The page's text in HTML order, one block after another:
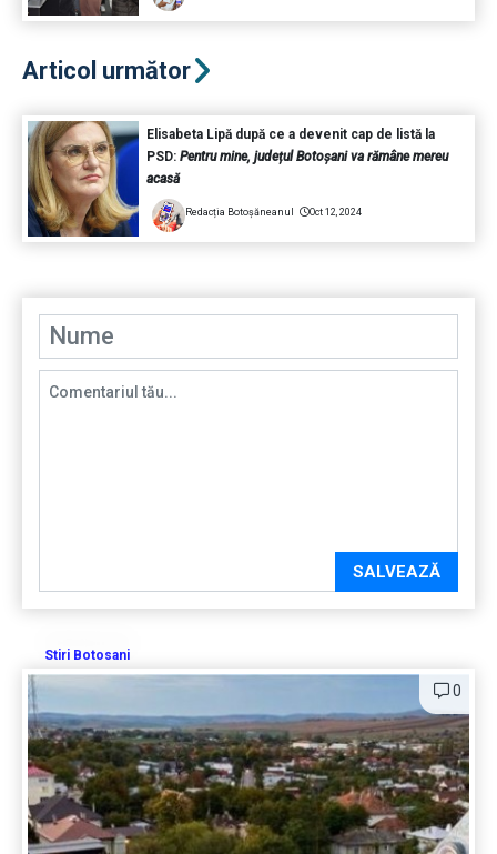
Articol următor
Elisabeta Lipă după ce a devenit cap de listă la
PSD: Pentru mine, județul Botoșani va rămâne mereu
acasă
Redacția Botoșăneanul Oct 12, 2024
SALVEAZĂ
Stiri Botosani
0